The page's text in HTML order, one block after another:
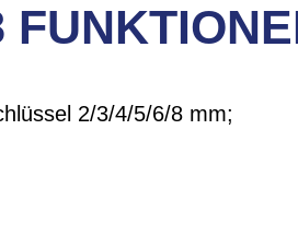
2/3/4/5/6/8 mm;